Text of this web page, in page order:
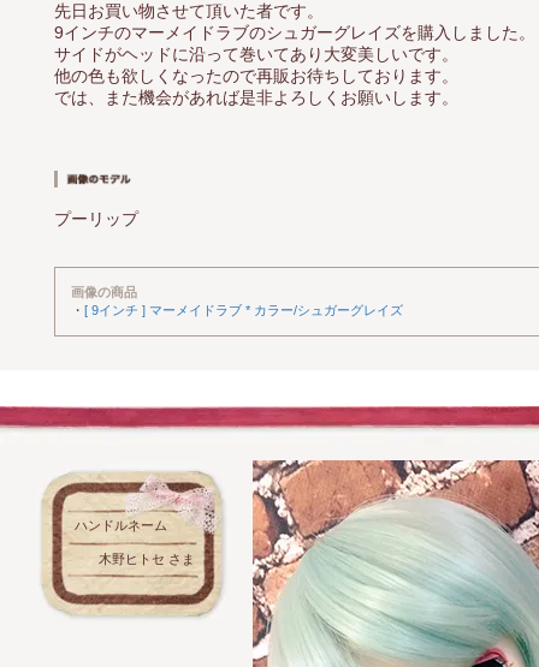
先日お買い物させて頂いた者です。
9インチのマーメイドラブのシュガーグレイズを購入しました。
サイドがヘッドに沿って巻いてあり大変美しいです。
他の色も欲しくなったので再販お待ちしております。
では、また機会があれば是非よろしくお願いします。
プーリップ
画像の商品
・ [ 9インチ ] マーメイドラブ * カラー/シュガーグレイズ
ハンドルネーム
木野ヒトセ さま